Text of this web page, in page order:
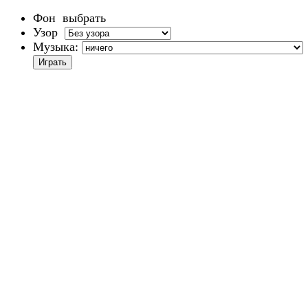
Фон выбрать
Узор
Музыка: